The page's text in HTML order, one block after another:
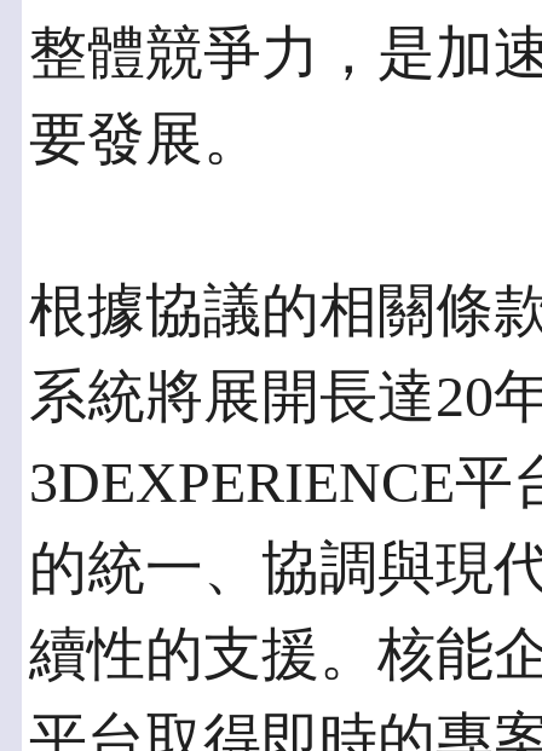
整體競爭力，是加
要發展。
根據協議的相關條
系統將展開長達20
3DEXPERIENCE
的統一、協調與現
續性的支援。核能